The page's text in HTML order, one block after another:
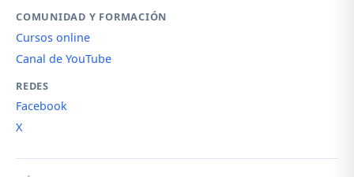
COMUNIDAD Y FORMACIÓN
Cursos online
Canal de YouTube
REDES
Facebook
X